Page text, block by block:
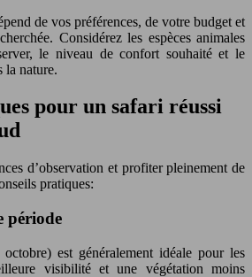
de vos préférences, de votre budget et
Considérez les espèces animales
le niveau de confort souhaité et le
la nature.
pour un safari réussi
d’observation et profiter pleinement de
pratiques:
période
est généralement idéale pour les
visibilité et une végétation moins